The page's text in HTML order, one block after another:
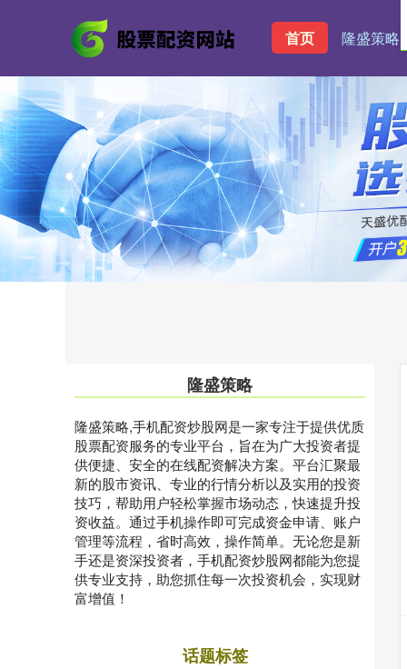
首页 隆盛策略
隆盛策略
隆盛策略,手机配资炒股网是一家专注于提供优质
股票配资服务的专业平台，旨在为广大投资者提
供便捷、安全的在线配资解决方案。平台汇聚最
新的股市资讯、专业的行情分析以及实用的投资
技巧，帮助用户轻松掌握市场动态，快速提升投
资收益。通过手机操作即可完成资金申请、账户
管理等流程，省时高效，操作简单。无论您是新
手还是资深投资者，手机配资炒股网都能为您提
供专业支持，助您抓住每一次投资机会，实现财
富增值！
话题标签